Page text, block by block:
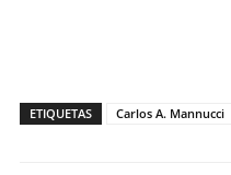
ETIQUETAS Carlos A. Mannucci